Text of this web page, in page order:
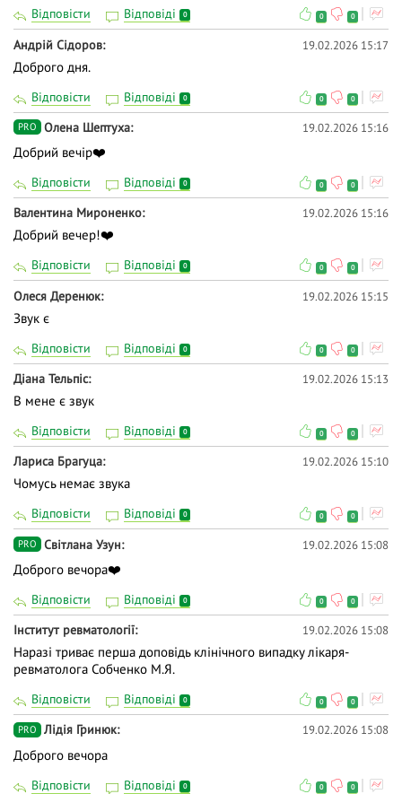
Відповісти Відповіді 0 0 0
Андрій Сідоров 19.02.2026 15:17
Доброго дня.
Відповісти Відповіді 0 0 0
PRO Олена Шептуха 19.02.2026 15:16
Добрий вечір❤️
Відповісти Відповіді 0 0 0
Валентина Мироненко 19.02.2026 15:16
Добрий вечер!❤️
Відповісти Відповіді 0 0 0
Олеся Деренюк 19.02.2026 15:15
Звук є
Відповісти Відповіді 0 0 0
Діана Тельпіс 19.02.2026 15:13
В мене є звук
Відповісти Відповіді 0 0 0
Лариса Брагуца 19.02.2026 15:10
Чомусь немає звука
Відповісти Відповіді 0 0 0
PRO Світлана Узун 19.02.2026 15:08
Доброго вечора❤️
Відповісти Відповіді 0 0 0
Інститут ревматології 19.02.2026 15:08
Наразі триває перша доповідь клінічного випадку лікаря-
ревматолога Собченко М.Я.
Відповісти Відповіді 0 0 0
PRO Лідія Гринюк 19.02.2026 15:08
Доброго вечора
Відповісти Відповіді 0 0 0